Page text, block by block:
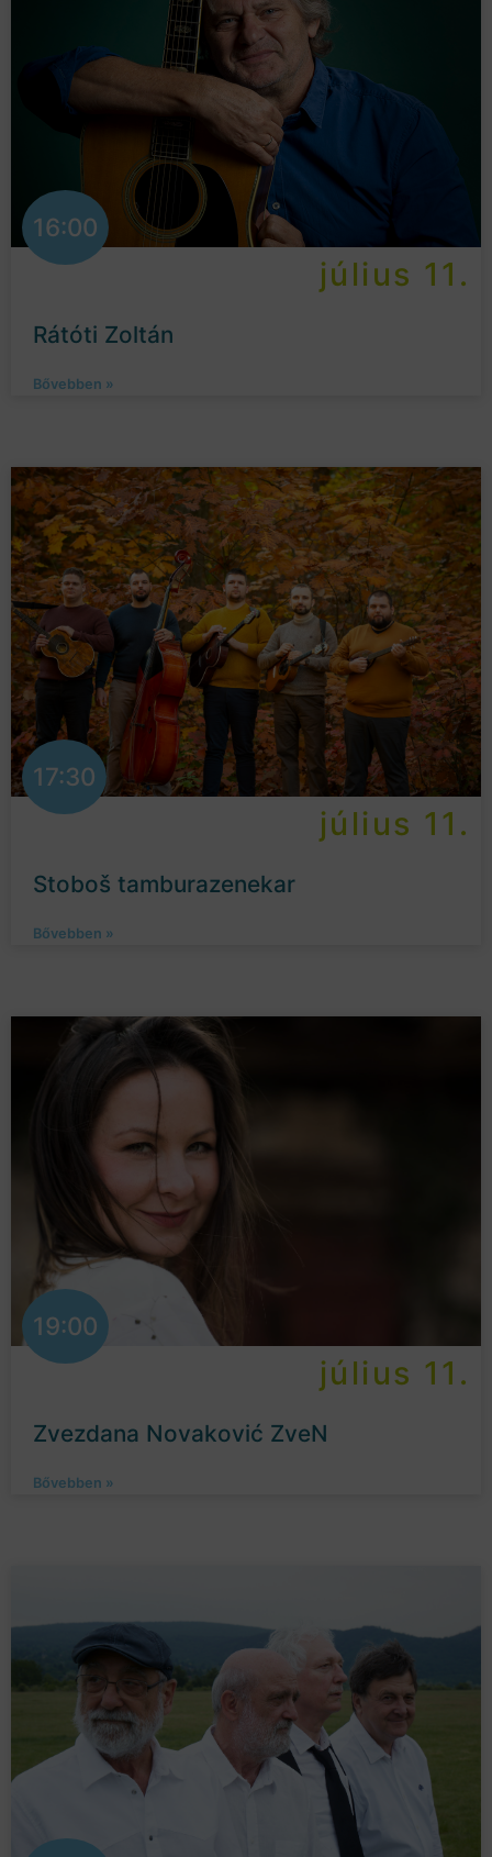
16:00
július 11.
Rátóti Zoltán
Bővebben »
17:30
július 11.
Stoboš tamburazenekar
Bővebben »
19:00
július 11.
Zvezdana Novaković ZveN
Bővebben »